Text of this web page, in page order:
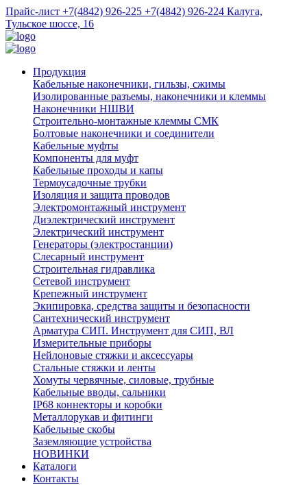
Прайс-лист +7(4842) 926-225 +7(4842) 926-224 Калуга,
Тульское шоссе, 16
Продукция
Кабельные наконечники, гильзы, сжимы
Изолированные разъемы, наконечники и клеммы
Наконечники НШВИ
Строительно-монтажные клеммы СМК
Болтовые наконечники и соединители
Кабельные муфты
Компоненты для муфт
Кабельные проходы и капы
Термоусадочные трубки
Изоляция и защита проводов
Электромонтажный инструмент
Диэлектрический инструмент
Электрический инструмент
Генераторы (электростанции)
Слесарный инструмент
Строительная гидравлика
Сетевой инструмент
Крепежный инструмент
Экипировка, средства защиты и безопасности
Сантехнический инструмент
Арматура СИП. Инструмент для СИП, ВЛ
Измерительные приборы
Нейлоновые стяжки и аксессуары
Стальные стяжки и ленты
Хомуты червячные, силовые, трубные
Кабельные вводы, сальники
IP68 коннекторы и коробки
Металлорукав и фитинги
Кабельные скобы
Заземляющие устройства
НОВИНКИ
Каталоги
Контакты